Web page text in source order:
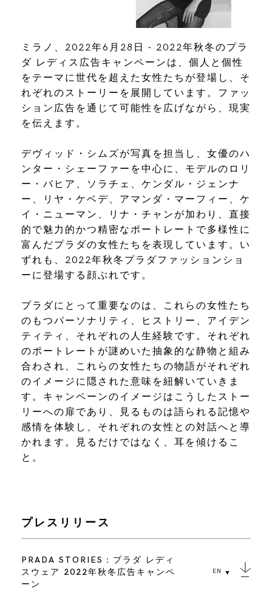
ミラノ、2022年6月28日 - 2022年秋冬のプラ
ダ レディス広告キャンペーンは、個人と個性
をテーマに世代を超えた女性たちが登場し、そ
れぞれのストーリーを展開しています。ファッ
ション広告を通じて可能性を広げながら、現実
を伝えます。
デヴィッド・シムズが写真を担当し、女優のハ
ンター・シェーファーを中心に、モデルのロリ
ー・バヒア、ソラチェ、ケンダル・ジェンナ
ー、リヤ・ケベデ、アマンダ・マーフィー、ケ
イ・ニューマン、リナ・チャンが加わり、直接
的で魅力的かつ精密なポートレートで多様性に
富んだプラダの女性たちを表現しています。い
ずれも、2022年秋冬プラダファッションショ
ーに登場する顔ぶれです。
プラダにとって重要なのは、これらの女性たち
のもつパーソナリティ、ヒストリー、アイデン
ティティ、それぞれの人生経験です。それぞれ
のポートレートが謎めいた抽象的な静物と組み
合わされ、これらの女性たちの物語がそれぞれ
のイメージに隠された意味を紐解いていきま
す。キャンペーンのイメージはこうしたストー
リーへの扉であり、見るものは語られる記憶や
感情を体験し、それぞれの女性との対話へと導
かれます。見るだけではなく、耳を傾けるこ
と。
プレスリリース
PRADA STORIES：プラダ レディ
スウェア 2022年秋冬広告キャンペ
ーン
EN